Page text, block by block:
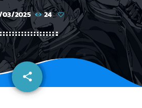
03/2025 24
share
email